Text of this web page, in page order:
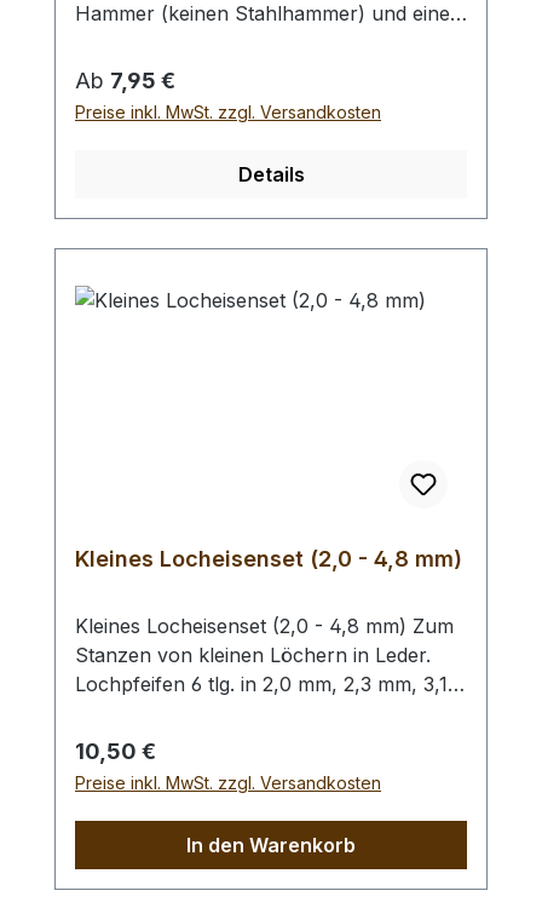
Hammer (keinen Stahlhammer) und eine
Schneidmatte) um eine Beschädigung des
Werkzeugs auszuschliessen, siehe
Zubehör. Verfügbare Größen:- Ø 1,0 mm-
mm- Ø 6,0 mm- Ø 7,0 mm- Ø 8,0 mm- Ø
9,0 mm- Ø 10,0 mm Bei einer Bestellung 1
Stück erhalten Sie 1 Henkellocheisen der
Regulärer Preis:
Ab 7,95 €
Preise inkl. MwSt. zzgl. Versandkosten
Details
Kleines Locheisenset (2,0 - 4,8 mm)
Kleines Locheisenset (2,0 - 4,8 mm) Zum
Stanzen von kleinen Löchern in Leder.
Lochpfeifen 6 tlg. in 2,0 mm, 2,3 mm, 3,1
benutzen Sie zum Schlagen unbedingt
einen geeigneten Hammer (keinen
Stahlhammer) und eine geeignete
eine Beschädigung des Werkzeugs
auszuschliessen, siehe Zubehör.
Regulärer Preis:
10,50 €
Preise inkl. MwSt. zzgl. Versandkosten
In den Warenkorb